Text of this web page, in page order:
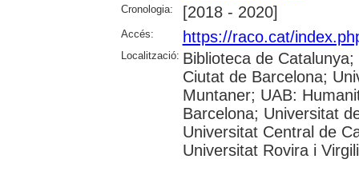
Cronologia: [2018 - 2020]
Accés: https://raco.cat/
Localització: Biblioteca de
Ciutat de Barcelona;
Muntaner; UAB:
Barcelona; Universitat
Universitat Central de
Universitat Rovira i